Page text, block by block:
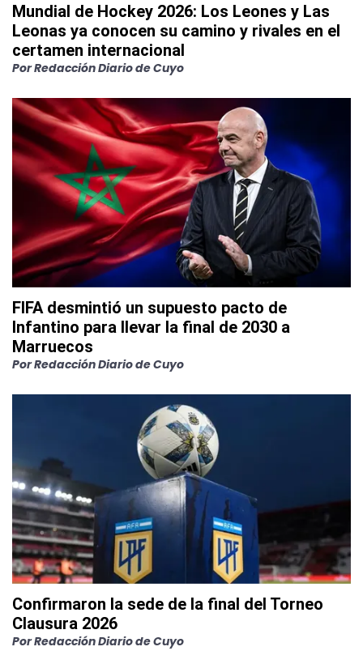
Mundial de Hockey 2026: Los Leones y Las
Leonas ya conocen su camino y rivales en el
certamen internacional
PorRedacción Diario de Cuyo
FIFA desmintió un supuesto pacto de
Infantino para llevar la final de 2030 a
Marruecos
PorRedacción Diario de Cuyo
Confirmaron la sede de la final del Torneo
Clausura 2026
PorRedacción Diario de Cuyo